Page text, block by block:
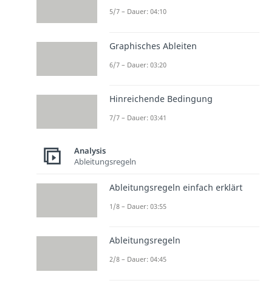
5/7 – Dauer: 04:10
Graphisches Ableiten
6/7 – Dauer: 03:20
Hinreichende Bedingung
7/7 – Dauer: 03:41
Analysis
Ableitungsregeln
Ableitungsregeln einfach erklärt
1/8 – Dauer: 03:55
Ableitungsregeln
2/8 – Dauer: 04:45